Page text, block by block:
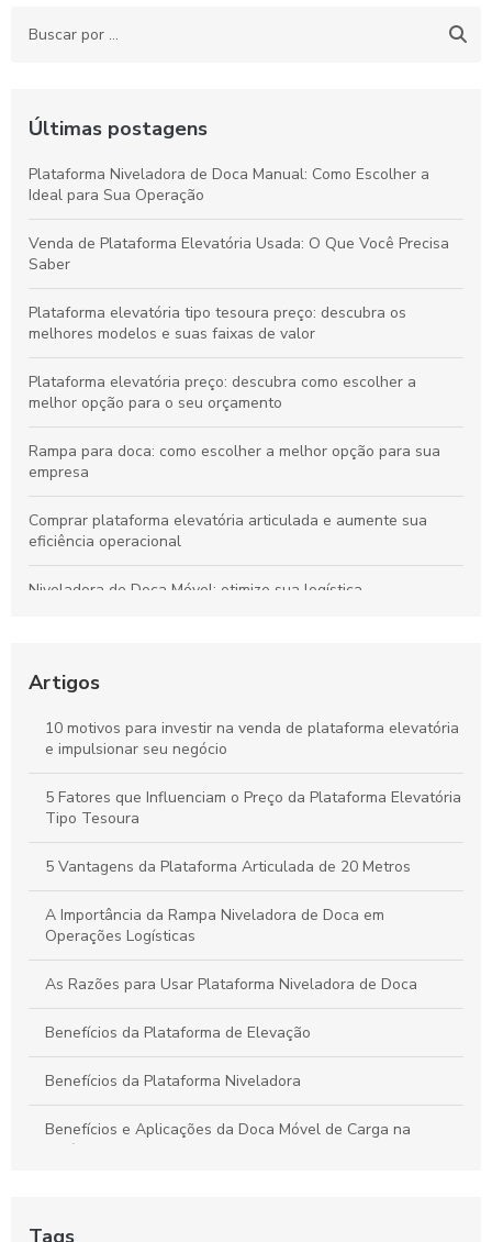
Últimas postagens
Plataforma Niveladora de Doca Manual: Como Escolher a
Ideal para Sua Operação
Venda de Plataforma Elevatória Usada: O Que Você Precisa
Saber
Plataforma elevatória tipo tesoura preço: descubra os
melhores modelos e suas faixas de valor
Plataforma elevatória preço: descubra como escolher a
melhor opção para o seu orçamento
Rampa para doca: como escolher a melhor opção para sua
empresa
Comprar plataforma elevatória articulada e aumente sua
eficiência operacional
Niveladora de Doca Móvel: otimize sua logística
Saiba o Preço Para Comprar Plataformas Elevatórias e Faça a
Escolha Certa
Artigos
10 motivos para investir na venda de plataforma elevatória
e impulsionar seu negócio
5 Fatores que Influenciam o Preço da Plataforma Elevatória
Tipo Tesoura
5 Vantagens da Plataforma Articulada de 20 Metros
A Importância da Rampa Niveladora de Doca em
Operações Logísticas
As Razões para Usar Plataforma Niveladora de Doca
Benefícios da Plataforma de Elevação
Benefícios da Plataforma Niveladora
Benefícios e Aplicações da Doca Móvel de Carga na
Logística Moderna
Tags